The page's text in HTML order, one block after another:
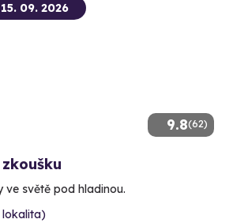
9.8(62)
09. 2026
ve světě pod hladinou.
lokalita)